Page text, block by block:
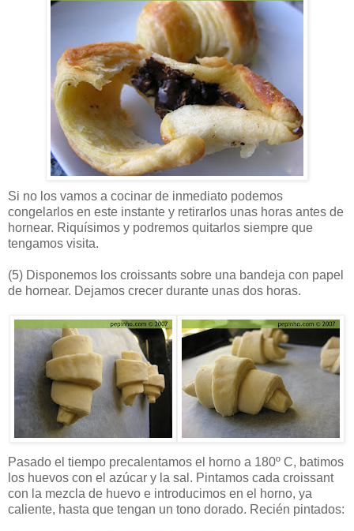
Si no los vamos a cocinar de inmediato podemos
congelarlos en este instante y retirarlos unas horas antes de
hornear. Riquísimos y podremos quitarlos siempre que
tengamos visita.
(5) Disponemos los croissants sobre una bandeja con papel
de hornear. Dejamos crecer durante unas dos horas.
Pasado el tiempo precalentamos el horno a 180º C, batimos
los huevos con el azúcar y la sal. Pintamos cada croissant
con la mezcla de huevo e introducimos en el horno, ya
caliente, hasta que tengan un tono dorado. Recién pintados: